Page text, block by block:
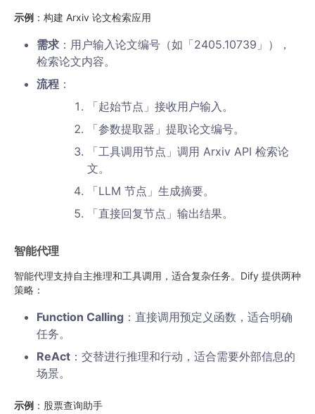
示例 ：构建 Arxiv 论文检索应用
需求 ：用户输入论文编号（如「2405.10739」），
检索论文内容。
流程 ：
「起始节点」接收用户输入。
「参数提取器」提取论文编号。
「工具调用节点」调用 Arxiv API 检索论
文。
「LLM 节点」生成摘要。
「直接回复节点」输出结果。
智能代理
智能代理支持自主推理和工具调用，适合复杂任务。Dify 提供两种
策略：
Function Calling ：直接调用预定义函数，适合明确
任务。
ReAct ：交替进行推理和行动，适合需要外部信息的
场景。
示例 ：股票查询助手